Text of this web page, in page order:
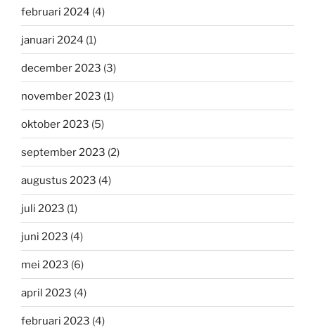
februari 2024 (4)
januari 2024 (1)
december 2023 (3)
november 2023 (1)
oktober 2023 (5)
september 2023 (2)
augustus 2023 (4)
juli 2023 (1)
juni 2023 (4)
mei 2023 (6)
april 2023 (4)
februari 2023 (4)